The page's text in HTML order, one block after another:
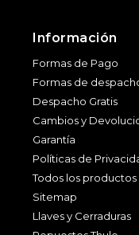
Información
Formas de Pago
Formas de
Despacho Gratis
Cambios y
Garantía
Políticas de
Todos los productos
Sitemap
Llaves y Cerraduras